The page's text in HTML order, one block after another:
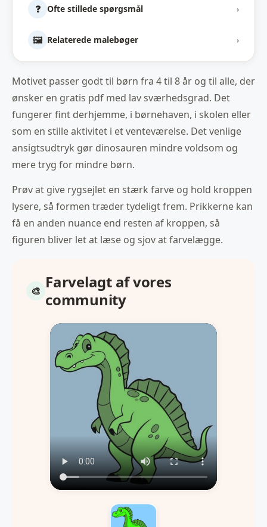
❓ Ofte stillede spørgsmål ›
🖼️ Relaterede malebøger ›
Motivet passer godt til børn fra 4 til 8 år og til alle, der
ønsker en gratis pdf med lav sværhedsgrad. Det
fungerer fint derhjemme, i børnehaven, i skolen eller
som en stille aktivitet i et venteværelse. Det venlige
ansigtsudtryk gør dinosauren mindre voldsom og
mere tryg for mindre børn.
Prøv at give rygsejlet en stærk farve og hold kroppen
lysere, så formen træder tydeligt frem. Prikkerne kan
få en anden nuance end resten af kroppen, så
figuren bliver let at læse og sjov at farvelægge.
Farvelagt af vores
community